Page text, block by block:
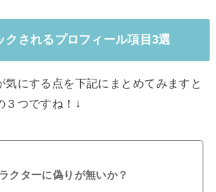
クされるプロフィール項目3選
気にする点を下記にまとめてみますと
３つですね！↓
クターに偽りが無いか？